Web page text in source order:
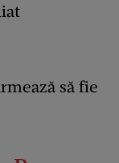
să fie